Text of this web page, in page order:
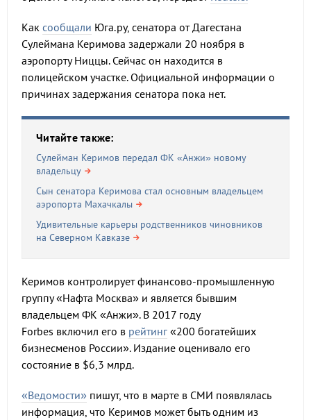
Как сообщали Юга.ру, сенатора от Дагестана
Сулеймана Керимова задержали 20 ноября в
аэропорту Ниццы. Сейчас он находится в
полицейском участке. Официальной информации о
причинах задержания сенатора пока нет.
Читайте также:
Сулейман Керимов передал ФК «Анжи» новому
владельцу
Сын сенатора Керимова стал основным владельцем
аэропорта Махачкалы
Удивительные карьеры родственников чиновников
на Северном Кавказе
Керимов контролирует финансово-промышленную
группу «Нафта Москва» и является бывшим
владельцем ФК «Анжи». В 2017 году
Forbes включил его в рейтинг «200 богатейших
бизнесменов России». Издание оценивало его
состояние в $6,3 млрд.
«Ведомости» пишут, что в марте в СМИ появлялась
информация, что Керимов может быть одним из